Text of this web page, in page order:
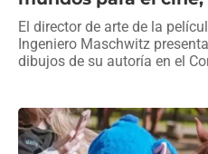
El director de arte de la
Ingeniero Maschwitz
dibujos de su autoría en el